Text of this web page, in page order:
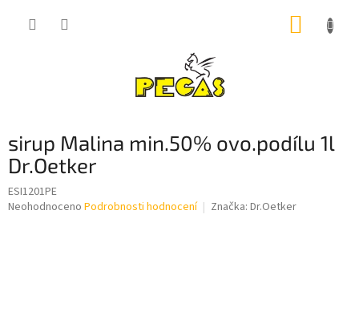
sirup Malina min.50% ovo.podílu 1l
Dr.Oetker
ESI1201PE
Průměrné
Neohodnoceno Podrobnosti hodnocení Značka: Dr.Oetker